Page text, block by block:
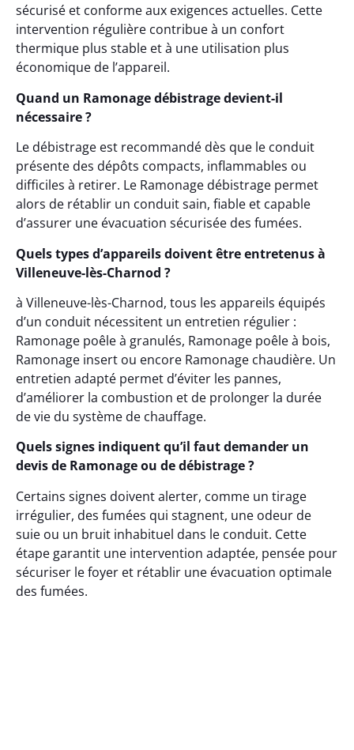
sécurisé et conforme aux exigences actuelles. Cette
intervention régulière contribue à un confort
thermique plus stable et à une utilisation plus
économique de l’appareil.
Quand un Ramonage débistrage devient-il
nécessaire ?
Le débistrage est recommandé dès que le conduit
présente des dépôts compacts, inflammables ou
difficiles à retirer. Le Ramonage débistrage permet
alors de rétablir un conduit sain, fiable et capable
d’assurer une évacuation sécurisée des fumées.
Quels types d’appareils doivent être entretenus à
Villeneuve-lès-Charnod ?
à Villeneuve-lès-Charnod, tous les appareils équipés
d’un conduit nécessitent un entretien régulier :
Ramonage poêle à granulés, Ramonage poêle à bois,
Ramonage insert ou encore Ramonage chaudière. Un
entretien adapté permet d’éviter les pannes,
d’améliorer la combustion et de prolonger la durée
de vie du système de chauffage.
Quels signes indiquent qu’il faut demander un
devis de Ramonage ou de débistrage ?
Certains signes doivent alerter, comme un tirage
irrégulier, des fumées qui stagnent, une odeur de
suie ou un bruit inhabituel dans le conduit. Cette
étape garantit une intervention adaptée, pensée pour
sécuriser le foyer et rétablir une évacuation optimale
des fumées.